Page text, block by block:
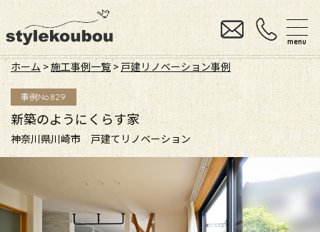
menu
ホーム >施工事例一覧> 戸建リノベーション事例
事例No.829
新築のようにくらす家
神奈川県川崎市 戸建てリノベーション